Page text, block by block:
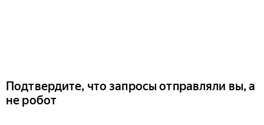
Подтвердите, что запросы отправляли вы, а
не робот